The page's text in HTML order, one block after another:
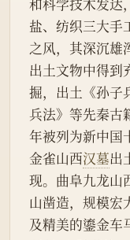
和科学技术发达
盐、纺织三大手
之风，其深沉雄
出土文物中得到
掘，出土《孙子
兵法》等先秦古
年被列为新中国
金雀山西汉墓出
现。曲阜九龙山
山凿造，规模宏
及精美的鎏金车